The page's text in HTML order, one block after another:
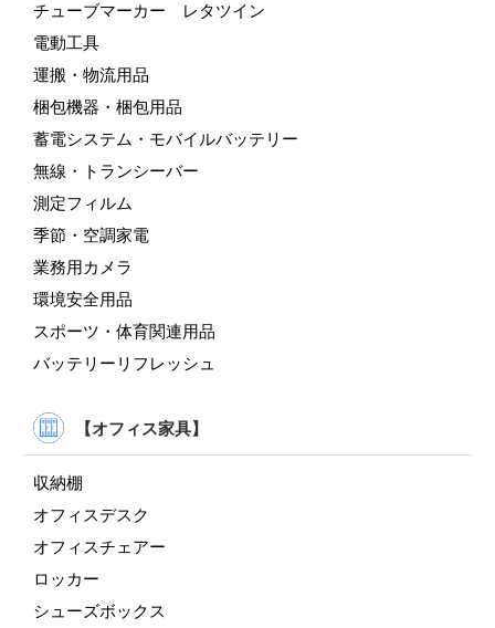
チューブマーカー レタツイン
電動工具
運搬・物流用品
梱包機器・梱包用品
蓄電システム・モバイルバッテリー
無線・トランシーバー
測定フィルム
季節・空調家電
業務用カメラ
環境安全用品
スポーツ・体育関連用品
バッテリーリフレッシュ
【オフィス家具】
収納棚
オフィスデスク
オフィスチェアー
ロッカー
シューズボックス